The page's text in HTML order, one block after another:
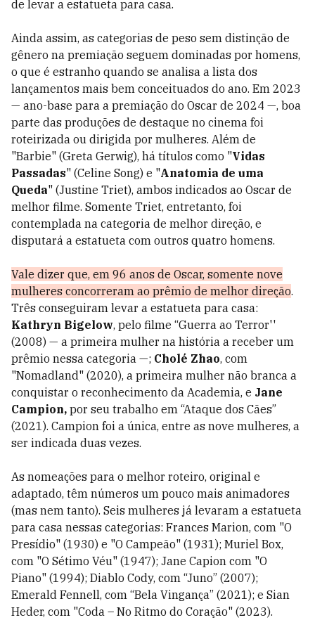
de levar a estatueta para casa.
Ainda assim, as categorias de peso sem distinção de
gênero na premiação seguem dominadas por homens,
o que é estranho quando se analisa a lista dos
lançamentos mais bem conceituados do ano. Em 2023
— ano-base para a premiação do Oscar de 2024 —, boa
parte das produções de destaque no cinema foi
roteirizada ou dirigida por mulheres. Além de
"Barbie" (Greta Gerwig), há títulos como "Vidas
Passadas" (Celine Song) e "Anatomia de uma
Queda" (Justine Triet), ambos indicados ao Oscar de
melhor filme. Somente Triet, entretanto, foi
contemplada na categoria de melhor direção, e
disputará a estatueta com outros quatro homens.
Vale dizer que, em 96 anos de Oscar, somente nove
mulheres concorreram ao prêmio de melhor direção.
Três conseguiram levar a estatueta para casa:
Kathryn Bigelow, pelo filme “Guerra ao Terror''
(2008) — a primeira mulher na história a receber um
prêmio nessa categoria —; Cholé Zhao, com
"Nomadland" (2020), a primeira mulher não branca a
conquistar o reconhecimento da Academia, e Jane
Campion, por seu trabalho em “Ataque dos Cães”
(2021). Campion foi a única, entre as nove mulheres, a
ser indicada duas vezes.
As nomeações para o melhor roteiro, original e
adaptado, têm números um pouco mais animadores
(mas nem tanto). Seis mulheres já levaram a estatueta
para casa nessas categorias: Frances Marion, com "O
Presídio" (1930) e "O Campeão" (1931); Muriel Box,
com "O Sétimo Véu" (1947); Jane Capion com "O
Piano" (1994); Diablo Cody, com “Juno” (2007);
Emerald Fennell, com “Bela Vingança” (2021); e Sian
Heder, com "Coda – No Ritmo do Coração" (2023).